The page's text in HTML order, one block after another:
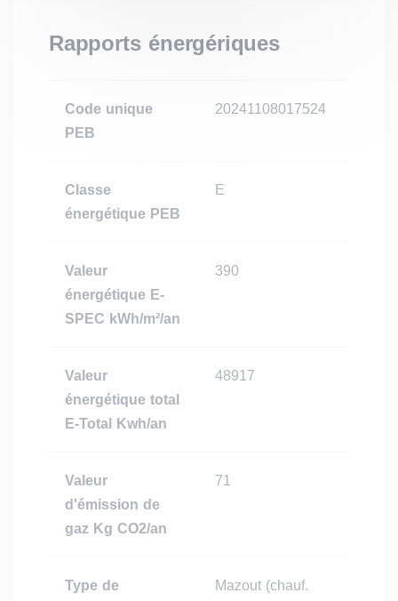
Rapports énergériques
Code unique
PEB
20241108017524
Classe
énergétique PEB
E
Valeur
énergétique E-
SPEC kWh/m²/an
390
Valeur
énergétique total
E-Total Kwh/an
48917
Valeur
d'émission de
gaz Kg CO2/an
71
Type de
Mazout (chauf.